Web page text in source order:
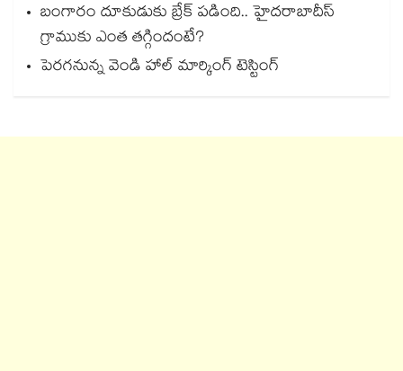
బంగారం దూకుడుకు బ్రేక్ పడింది.. హైదరాబాదీస్
గ్రాముకు ఎంత తగ్గిందంటే?
పెరగనున్న వెండి హాల్‌‌ మార్కింగ్ టెస్టింగ్‌‌